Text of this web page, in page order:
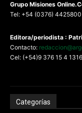
Grupo Misiones
Tel: +54 (0376) 4425800
Editora/periodista :
Contacto:
Cel: (+54)9 376 15 4
Categorías